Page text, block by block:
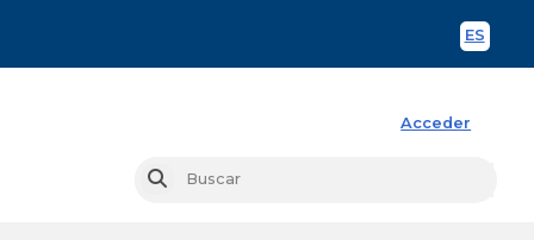
ES
Acceder
Buscar